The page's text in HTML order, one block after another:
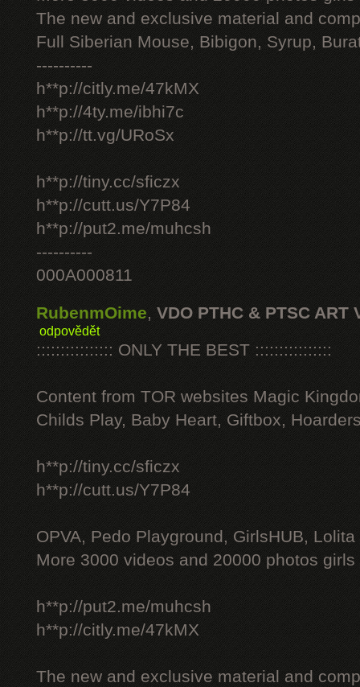
The new and exclusive material and
Full Siberian Mouse, Bibigon, Syrup,
----------
h**p://citly.me/47kMX
h**p://4ty.me/ibhi7c
h**p://tt.vg/URoSx
h**p://tiny.cc/sficzx
h**p://cutt.us/Y7P84
h**p://put2.me/muhcsh
----------
000A000811
RubenmOime, VDO PTHC & PTSC ART
odpovědět
:::::::::::::::: ONLY THE BEST ::::::::::::::::
Content from TOR websites Magic
Childs Play, Baby Heart, Giftbox,
h**p://tiny.cc/sficzx
h**p://cutt.us/Y7P84
OPVA, Pedo Playground, GirlsHUB, Lolita
More 3000 videos and 20000 photos
h**p://put2.me/muhcsh
h**p://citly.me/47kMX
The new and exclusive material and